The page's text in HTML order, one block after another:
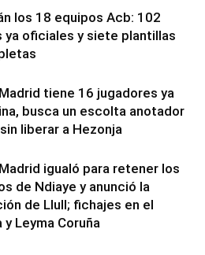
los 18 equipos Acb: 102
ya oficiales y siete plantillas
tiene 16 jugadores ya
busca un escolta anotador
liberar a Hezonja
igualó para retener los
de Ndiaye y anunció la
de Llull; fichajes en el
y Leyma Coruña